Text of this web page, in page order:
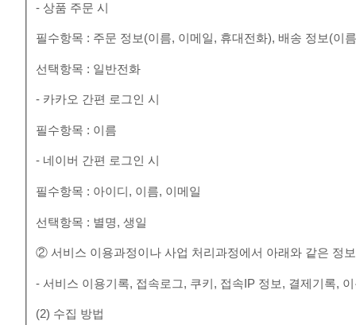
- 상품 주문 시
필수항목 : 주문 정보(이름, 이메일, 휴대전화), 배송 정보(이
선택항목 : 일반전화
- 카카오 간편 로그인 시
필수항목 : 이름
- 네이버 간편 로그인 시
필수항목 : 아이디, 이름, 이메일
선택항목 : 별명, 생일
② 서비스 이용과정이나 사업 처리과정에서 아래와 같은 정
- 서비스 이용기록, 접속로그, 쿠키, 접속IP 정보, 결제기록,
(2) 수집 방법